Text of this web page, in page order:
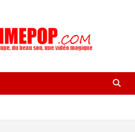
indé sur Lyon. rock pop concert